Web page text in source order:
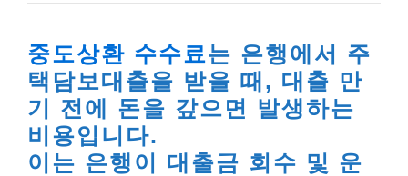
중도상환 수수료는 은행에서 주
택담보대출을 받을 때, 대출 만
기 전에 돈을 갚으면 발생하는
비용입니다.
이는 은행이 대출금 회수 및 운